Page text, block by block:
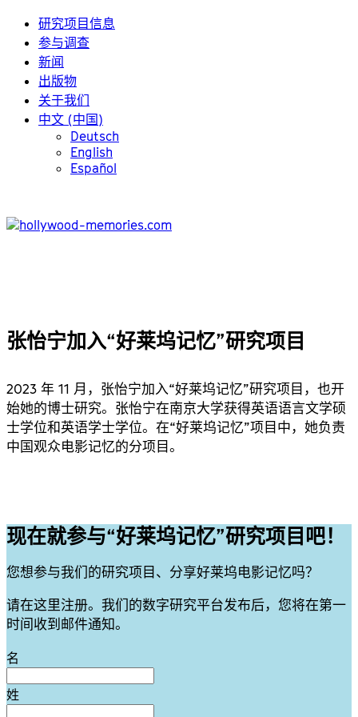
研究项目信息
参与调查
新闻
出版物
关于我们
中文 (中国)
Deutsch
English
Español
张怡宁加入“好莱坞记忆”研究项目
2023 年 11 月，张怡宁加入“好莱坞记忆”研究项目，也开
始她的博士研究。张怡宁在南京大学获得英语语言文学硕
士学位和英语学士学位。在“好莱坞记忆”项目中，她负责
中国观众电影记忆的分项目。
现在就参与“好莱坞记忆”研究项目吧！
您想参与我们的研究项目、分享好莱坞电影记忆吗？
请在这里注册。我们的数字研究平台发布后，您将在第一
时间收到邮件通知。
Leave
this
field
blank
名
姓